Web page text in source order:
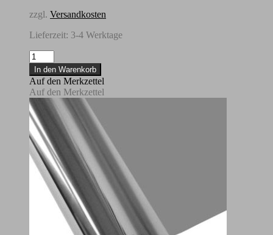
zzgl. Versandkosten
Lieferzeit: 3-4 Werktage
Folie
"Copper"
Menge
In den Warenkorb
Auf den Merkzettel
Auf den Merkzettel